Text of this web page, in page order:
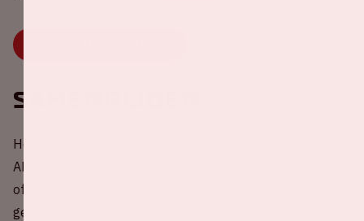
Samenrijden
Help mee met het reduceren van CO2-uitstoot rondom
AMF! Deel nu jouw lege autostoel(en) met andere fans
of kies een rit uit om mee te rijden. Samen rijden is veel
gezelliger, beter voor je portemonnee én natuurlijk het